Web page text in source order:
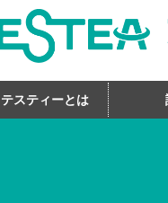
テスティーとは